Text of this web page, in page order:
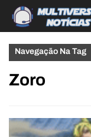
Navegação Na Tag
Zoro